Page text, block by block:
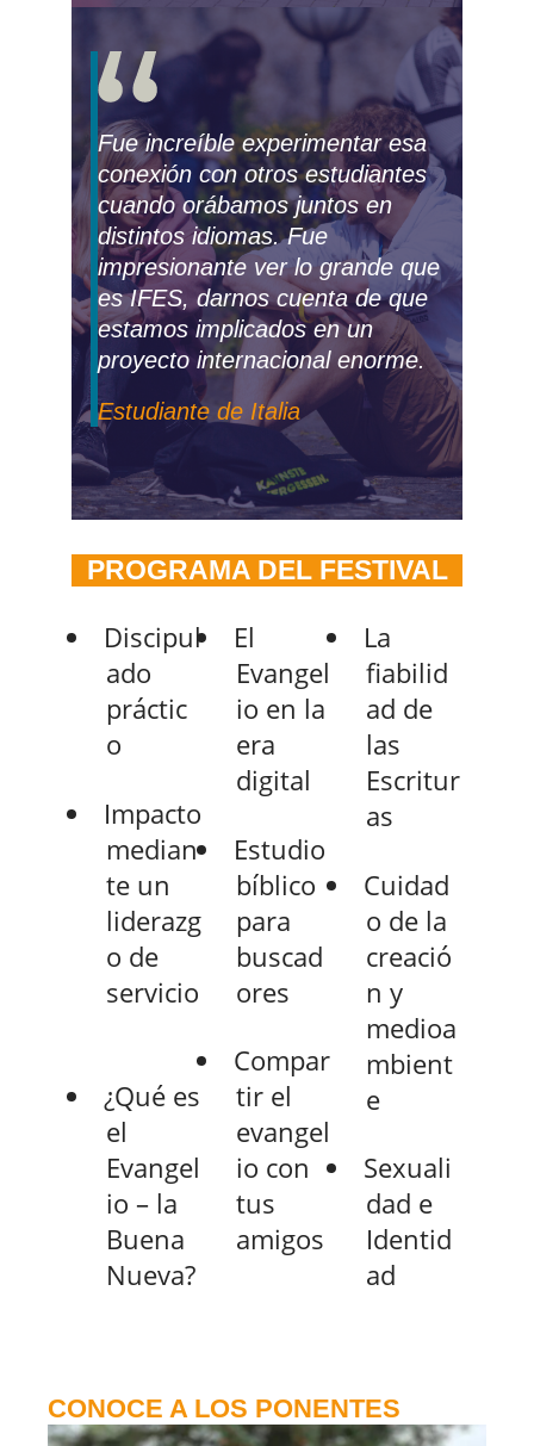
Fue increíble experimentar esa
conexión con otros estudiantes
cuando orábamos juntos en
distintos idiomas. Fue
impresionante ver lo grande que
es IFES, darnos cuenta de que
estamos implicados en un
proyecto internacional enorme.
Estudiante de Italia
PROGRAMA DEL FESTIVAL
Discipul
ado
práctic
o
Impacto
median
te un
liderazg
o de
servicio
¿Qué es
el
Evangel
io – la
Buena
Nueva?
El
Evangel
io en la
era
digital
Estudio
bíblico
para
buscad
ores
Compar
tir el
evangel
io con
tus
amigos
La
fiabilid
ad de
las
Escritur
as
Cuidad
o de la
creació
n y
medioa
mbient
e
Sexuali
dad e
Identid
ad
CONOCE A LOS PONENTES